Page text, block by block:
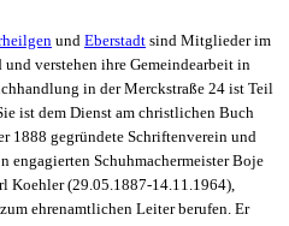
und Eberstadt sind Mitglieder im
verstehen ihre Gemeindearbeit in
in der Merckstraße 24 ist Teil
ist dem Dienst am christlichen Buch
1888 gegründete Schriftenverein und
engagierten Schuhmachermeister Boje
Koehler (29.05.1887-14.11.1964),
ehrenamtlichen Leiter berufen. Er